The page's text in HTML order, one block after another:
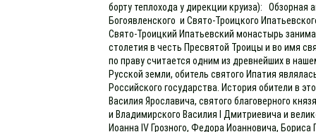
борту теплохода у дирекции круиза): Обзорная
Богоявленского и Свято-Троицкого
Свято-Троицкий Ипатьевский монастырь
столетия в честь Пресвятой Троицы и во имя
по праву считается одним из древнейших в
Русской земли, обитель святого Ипатия
Российского государства. История обители в
Василия Ярославича, святого благоверного
и Владимирского Василия I Дмитриевича и
Иоанна IV Грозного, Федора Иоанновича,